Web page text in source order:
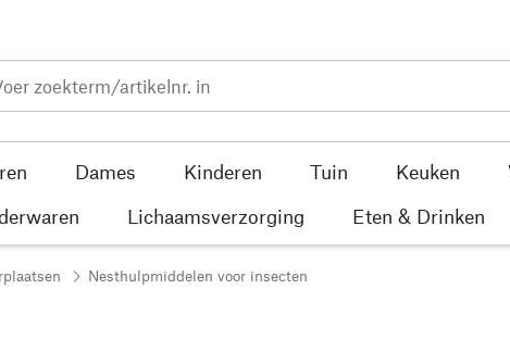
Dames Kinderen Tuin Keuken
Lichaamsverzorging Eten & Drinken
Nesthulpmiddelen voor insecten